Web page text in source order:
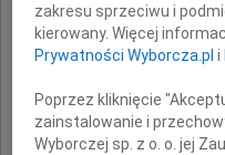
zakresu sprzeciwu i
kierowany. Więcej
Prywatności Wyborcza.pl i
Poprzez kliknięcie
zainstalowanie i
Wyborczej sp. z o. o. jej